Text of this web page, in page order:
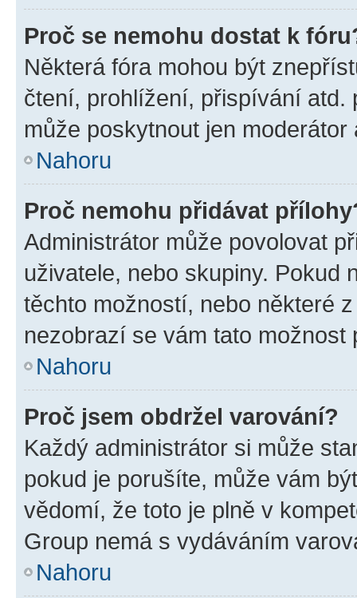
Proč se nemohu dostat k
Některá fóra mohou být
čtení, prohlížení, přispívání atd.
může poskytnout jen
Nahoru
Proč nemohu přidávat
Administrátor může povolovat
uživatele, nebo skupiny. Pokud
těchto možností, nebo některé
nezobrazí se vám tato
Nahoru
Proč jsem obdržel varování?
Každý administrátor si může
pokud je porušíte, může vám
vědomí, že toto je plně v
Group nemá s vydáváním
Nahoru